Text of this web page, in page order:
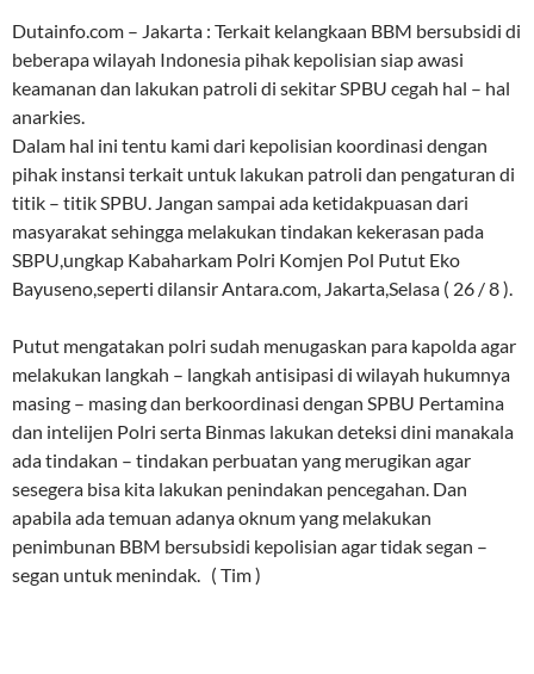
Dutainfo.com – Jakarta : Terkait kelangkaan BBM bersubsidi di
beberapa wilayah Indonesia pihak kepolisian siap awasi
keamanan dan lakukan patroli di sekitar SPBU cegah hal – hal
anarkies.
Dalam hal ini tentu kami dari kepolisian koordinasi dengan
pihak instansi terkait untuk lakukan patroli dan pengaturan di
titik – titik SPBU. Jangan sampai ada ketidakpuasan dari
masyarakat sehingga melakukan tindakan kekerasan pada
SBPU,ungkap Kabaharkam Polri Komjen Pol Putut Eko
Bayuseno,seperti dilansir Antara.com, Jakarta,Selasa ( 26 / 8 ).
Putut mengatakan polri sudah menugaskan para kapolda agar
melakukan langkah – langkah antisipasi di wilayah hukumnya
masing – masing dan berkoordinasi dengan SPBU Pertamina
dan intelijen Polri serta Binmas lakukan deteksi dini manakala
ada tindakan – tindakan perbuatan yang merugikan agar
sesegera bisa kita lakukan penindakan pencegahan. Dan
apabila ada temuan adanya oknum yang melakukan
penimbunan BBM bersubsidi kepolisian agar tidak segan –
segan untuk menindak. ( Tim )